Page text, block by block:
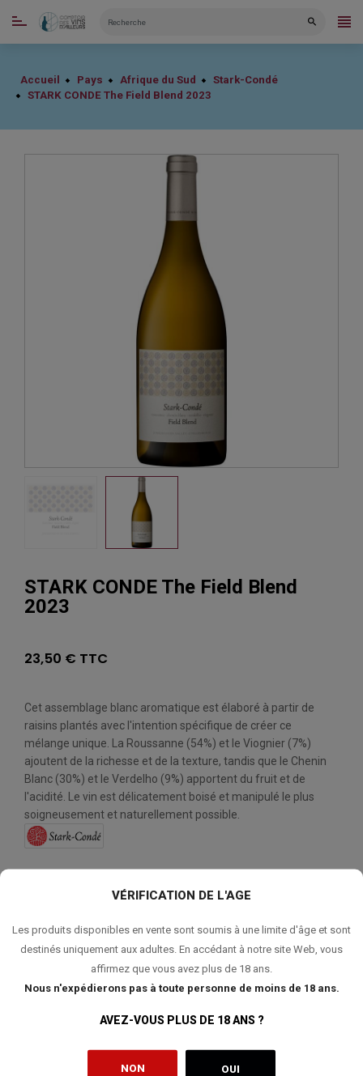
VÉRIFICATION DE L'AGE
Les produits disponibles en vente sont soumis à une limite d'âge et sont
destinés uniquement aux adultes. En accédant à notre site Web, vous
affirmez que vous avez plus de 18 ans.
Nous n'expédierons pas à toute personne de moins de 18 ans.
AVEZ-VOUS PLUS DE 18 ANS ?
NON OUI
CATÉGORIES
Accueil Pays Afrique du Sud
Stark-Condé
STARK CONDE The Field Blend 2023
STARK CONDE The Field Blend
2023
23,50 € TTC
Cet assemblage blanc aromatique est élaboré à partir de
raisins plantés avec l'intention spécifique de créer ce
mélange unique. La Roussanne (54%) et le Viognier (7%)
ajoutent de la richesse et de la texture, tandis que le Chenin
Blanc (30%) et le Verdelho (9%) apportent du fruit et de
l'acidité. Le vin est délicatement boisé et manipulé le plus
soigneusement et naturellement possible.
AJOUTER AU PANIER